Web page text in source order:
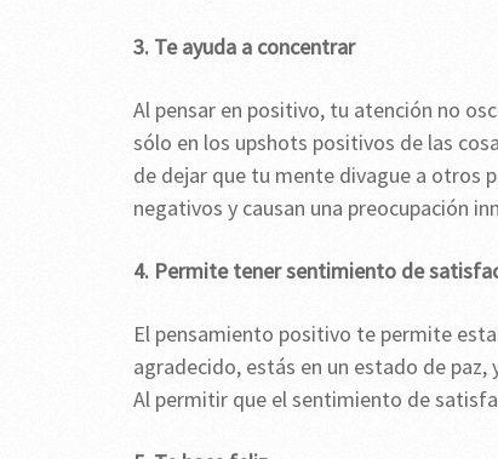
3. Te ayuda a concentrar
Al pensar en positivo, tu atención no
sólo en los upshots positivos de las
de dejar que tu mente divague a otros
negativos y causan una preocupación
4. Permite tener sentimiento de
El pensamiento positivo te permite
agradecido, estás en un estado de
Al permitir que el sentimiento de